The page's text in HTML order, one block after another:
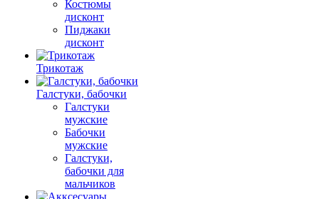
Костюмы
дисконт
Пиджаки
дисконт
Трикотаж
Галстуки, бабочки
Галстуки
мужские
Бабочки
мужские
Галстуки,
бабочки для
мальчиков